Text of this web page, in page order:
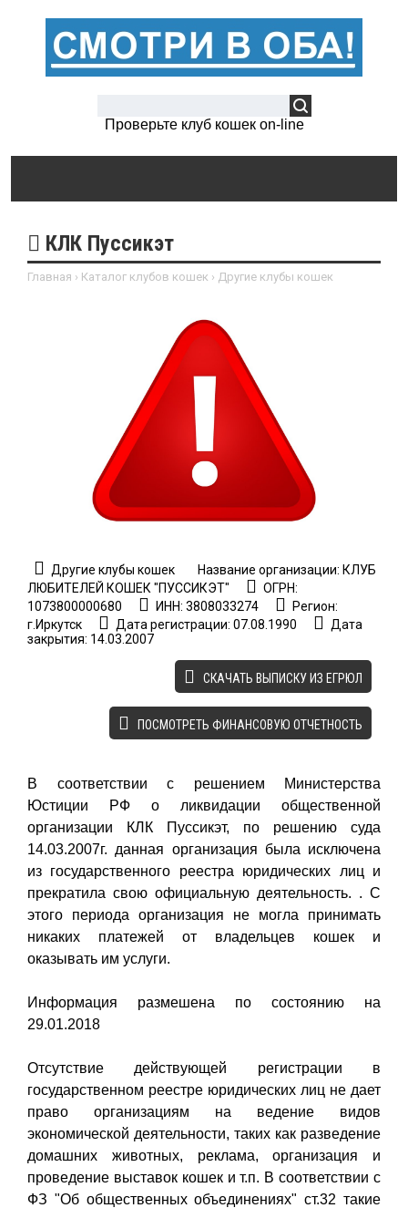
Проверьте клуб кошек on-line
КЛК Пуссикэт
Главная › Каталог клубов кошек › Другие клубы кошек
Другие клубы кошек
Название организации: КЛУБ
ЛЮБИТЕЛЕЙ КОШЕК "ПУССИКЭТ"
ОГРН:
1073800000680
ИНН: 3808033274
Регион:
г.Иркутск
Дата регистрации: 07.08.1990
Дата
закрытия: 14.03.2007
CКАЧАТЬ ВЫПИСКУ ИЗ ЕГРЮЛ
ПОСМОТРЕТЬ ФИНАНСОВУЮ ОТЧЕТНОСТЬ
В соответствии с решением Министерства
Юстиции РФ о ликвидации общественной
организации КЛК Пуссикэт, по решению суда
14.03.2007г. данная организация была исключена
из государственного реестра юридических лиц и
прекратила свою официальную деятельность. . С
этого периода организация не могла принимать
никаких платежей от владельцев кошек и
оказывать им услуги.
Информация размешена по состоянию на
29.01.2018
Отсутствие действующей регистрации в
государственном реестре юридических лиц не дает
право организациям на ведение видов
экономической деятельности, таких как разведение
домашних животных, реклама, организация и
проведение выставок кошек и т.п. В соответствии с
ФЗ "Об общественных объединениях" ст.32 такие